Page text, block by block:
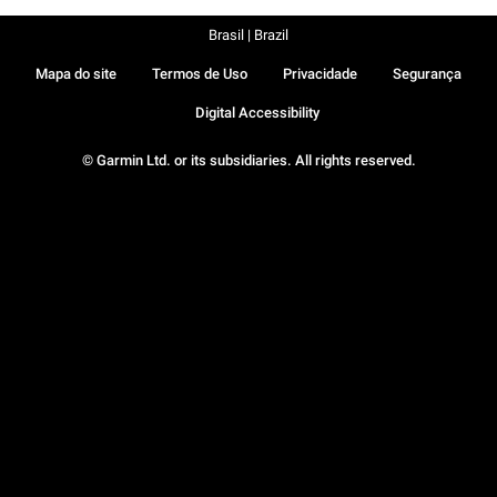
© Garmin Ltd. or its subsidiaries. All rights reserved.
Mapa do site Termos de Uso Privacidade Segurança
Digital Accessibility
Brasil | Brazil